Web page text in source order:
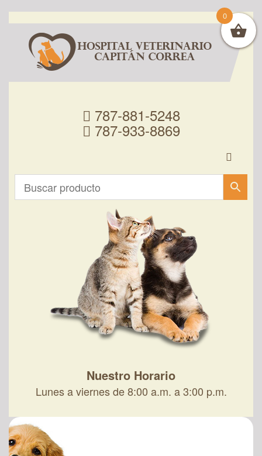
787-881-5248
787-933-8869
Nuestro Horario
Lunes a viernes de 8:00 a.m. a 3:00 p.m.
0